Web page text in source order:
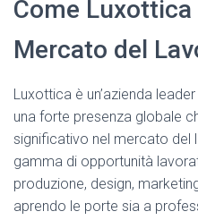
Come Luxottica
Mercato del
Luxottica è un’azienda
una forte presenza globale
significativo nel mercato del
gamma di opportunità
produzione, design,
aprendo le porte sia a